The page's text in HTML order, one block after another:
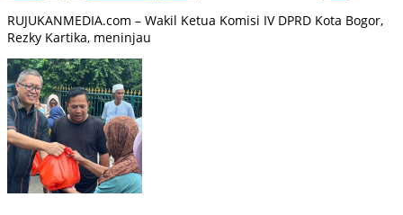
RUJUKANMEDIA.com – Wakil Ketua Komisi IV DPRD Kota Bogor,
Rezky Kartika, meninjau